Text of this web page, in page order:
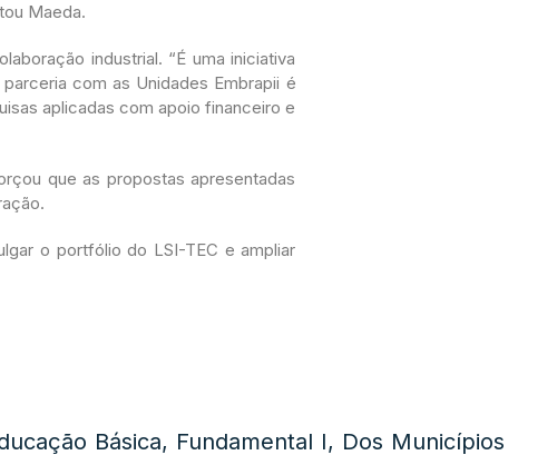
Maeda.
industrial. “É uma iniciativa
com as Unidades Embrapii é
aplicadas com apoio financeiro e
que as propostas apresentadas
o portfólio do LSI-TEC e ampliar
Básica, Fundamental I, Dos Municípios